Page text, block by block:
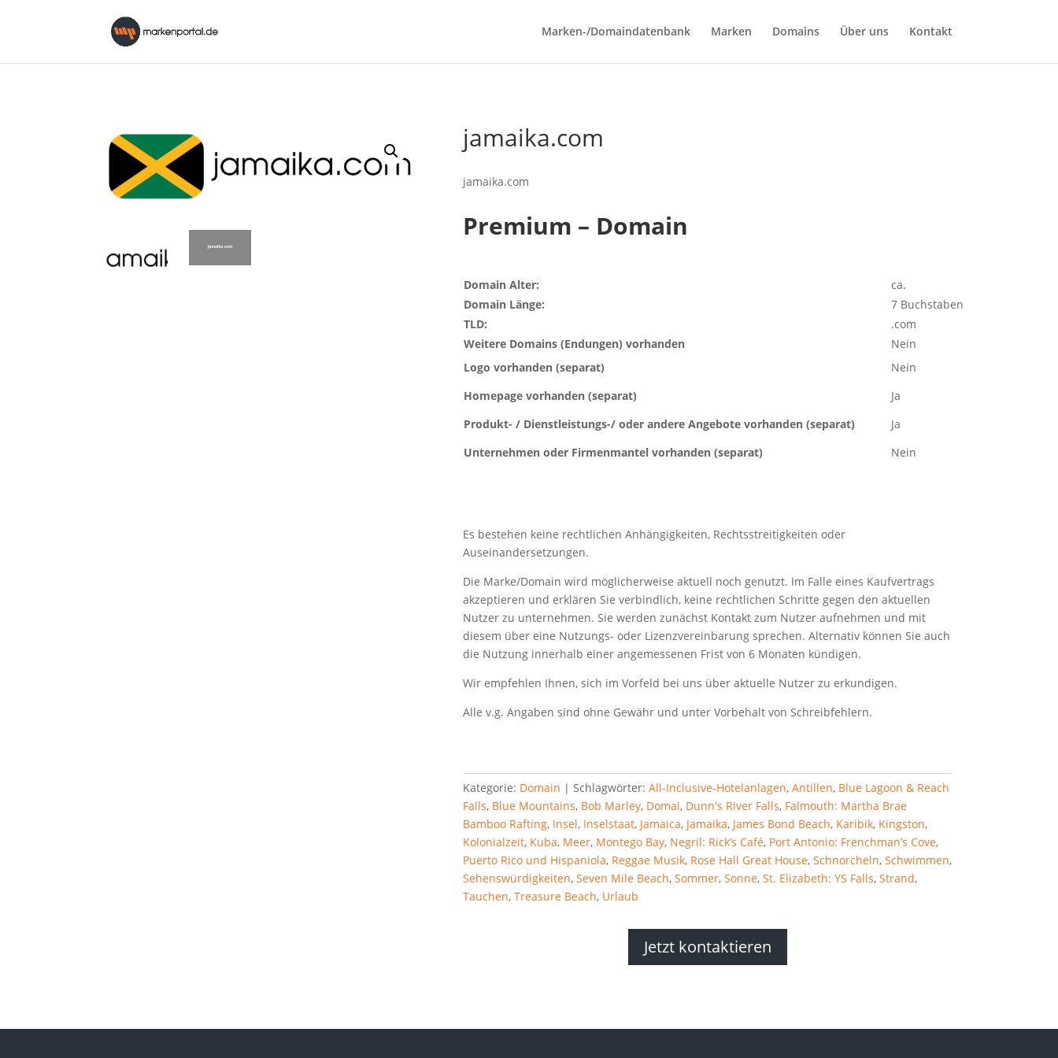
Marken-/Domaindatenbank Marken Domains Über uns Kontakt
jamaika.com
jamaika.com
Premium – Domain
Domain Alter:
ca.
Domain Länge:
7 Buchstaben
TLD:
.com
Weitere Domains (Endungen) vorhanden
Nein
Logo vorhanden (separat)
Nein
Homepage vorhanden (separat)
Ja
Produkt- / Dienstleistungs-/ oder andere Angebote vorhanden (separat)
Ja
Unternehmen oder Firmenmantel vorhanden (separat)
Nein
Es bestehen keine rechtlichen Anhängigkeiten, Rechtsstreitigkeiten oder
Auseinandersetzungen.
Die Marke/Domain wird möglicherweise aktuell noch genutzt. Im Falle eines Kaufvertrags
akzeptieren und erklären Sie verbindlich, keine rechtlichen Schritte gegen den aktuellen
Nutzer zu unternehmen. Sie werden zunächst Kontakt zum Nutzer aufnehmen und mit
diesem über eine Nutzungs- oder Lizenzvereinbarung sprechen. Alternativ können Sie auch
die Nutzung innerhalb einer angemessenen Frist von 6 Monaten kündigen.
Wir empfehlen Ihnen, sich im Vorfeld bei uns über aktuelle Nutzer zu erkundigen.
Alle v.g. Angaben sind ohne Gewähr und unter Vorbehalt von Schreibfehlern.
Kategorie: Domain Schlagwörter:All-Inclusive-Hotelanlagen,Antillen, Blue Lagoon & Reach
Falls, Blue Mountains, Bob Marley, Domai, Dunn's River Falls, Falmouth: Martha Brae
Bamboo Rafting, Insel, Inselstaat, Jamaica, Jamaika, James Bond Beach, Karibik, Kingston,
Kolonialzeit, Kuba, Meer, Montego Bay, Negril: Rick’s Café, Port Antonio: Frenchman’s Cove,
Puerto Rico und Hispaniola, Reggae Musik, Rose Hall Great House,Schnorcheln,Schwimmen,
Sehenswürdigkeiten,Seven Mile Beach,Sommer,Sonne,St. Elizabeth: YS Falls,Strand,
Tauchen,Treasure Beach, Urlaub
Jetzt kontaktieren